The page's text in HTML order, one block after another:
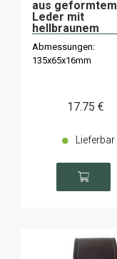
aus geformtem
Leder mit
hellbraunem
Innenfutter
Abmessungen:
135x65x16mm
17.75 €
Lieferbar